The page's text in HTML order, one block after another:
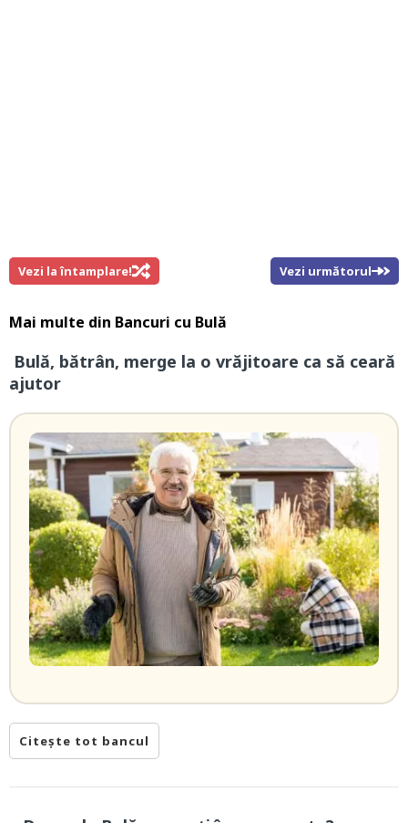
Vezi la întamplare! Vezi următorul
Mai multe din Bancuri cu Bulă
Bulă, bătrân, merge la o vrăjitoare ca să ceară
ajutor
Citește tot bancul